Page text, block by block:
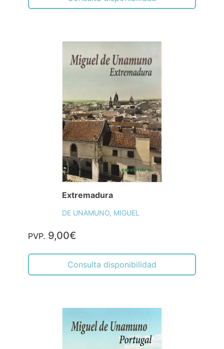
Extremadura
DE UNAMUNO, MIGUEL
PVP. 9,00€
Consulta disponibilidad